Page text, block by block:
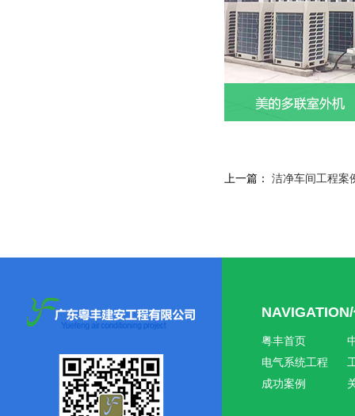
上一篇： 洁净车间工程案
粤丰首页
电气系统工程
成功案例